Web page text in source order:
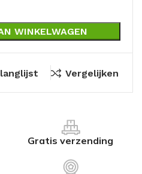
WINKELWAGEN
Vergelijken
Gratis verzending